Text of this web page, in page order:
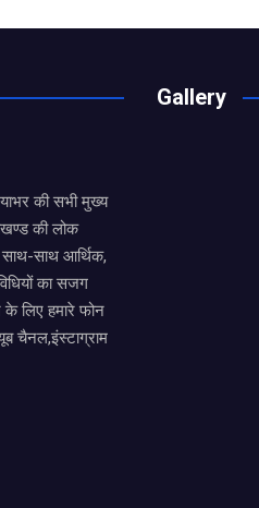
की सभी मुख्य
की लोक
साथ आर्थिक,
का सजग
के लिए हमारे फोन
चैनल,इंस्टाग्राम
Gallery